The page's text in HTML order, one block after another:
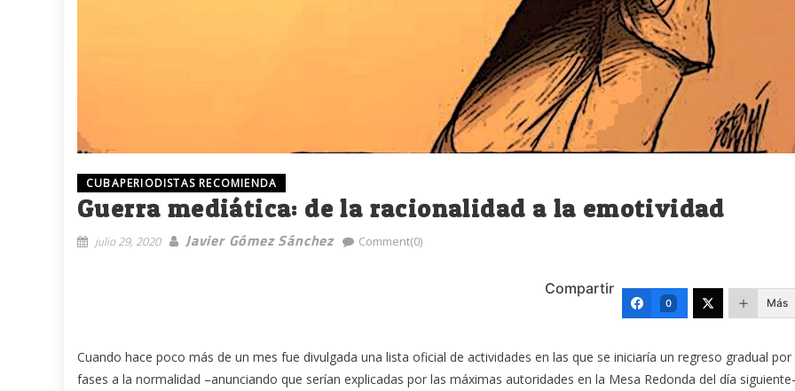
CUBAPERIODISTAS RECOMIENDA
Guerra mediática: de la racionalidad a la emotividad
julio 29, 2020 Javier Gómez Sánchez Comment(0)
Compartir
0 Más
Cuando hace poco más de un mes fue divulgada una lista oficial de actividades en las que se iniciaría un regreso gradual por
fases a la normalidad –anunciando que serían explicadas por las máximas autoridades en la Mesa Redonda del día